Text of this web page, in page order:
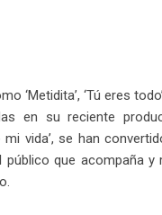
‘Metidita’, ‘Tú eres
en su reciente
mi vida’, se han
público que acompaña y